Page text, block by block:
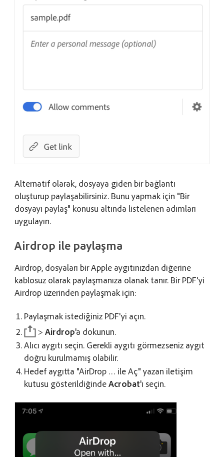
Alternatif olarak, dosyaya giden bir bağlantı
oluşturup paylaşabilirsiniz. Bunu yapmak için "Bir
dosyayı paylaş" konusu altında listelenen adımları
uygulayın.
Airdrop ile paylaşma
Airdrop, dosyaları bir Apple aygıtınızdan diğerine
kablosuz olarak paylaşmanıza olanak tanır. Bir PDF'yi
Airdrop üzerinden paylaşmak için:
Paylaşmak istediğiniz PDF'yi açın.
>Airdrop'a dokunun.
Alıcı aygıtı seçin. Gerekli aygıtı görmezseniz aygıt
doğru kurulmamış olabilir.
Hedef aygıtta "AirDrop … ile Aç" yazan iletişim
kutusu gösterildiğindeAcrobat'ı seçin.